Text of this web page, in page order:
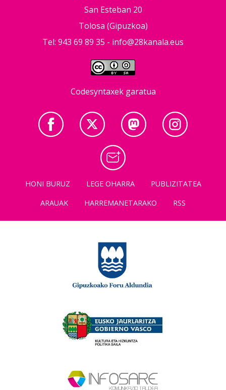
San Esteban 20
Tolosa (Gipuzkoa)
Tel: 943 69 89 35 - info@28kanala.eus
Codesyntaxek garatua
HONI BURUZ LEGE OHARRA
PUBLIZITATEA
ARAUAK
HARREMANETARAKO RSS